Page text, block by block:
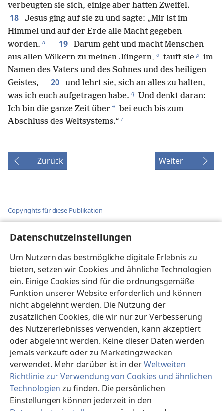
Datenschutzeinstellungen
Um Nutzern das bestmögliche digitale Erlebnis zu
bieten, setzen wir Cookies und ähnliche Technologien
ein. Einige Cookies sind für die ordnungsgemäße
Funktion unserer Website erforderlich und können
nicht abgelehnt werden. Die Nutzung der
zusätzlichen Cookies, die wir nur zur Verbesserung
des Nutzererlebnisses verwenden, kann akzeptiert
oder abgelehnt werden. Keine dieser Daten werden
jemals verkauft oder zu Marketingzwecken
verwendet. Mehr darüber ist in derWeltweiten
Richtlinie zur Verwendung von Cookies und ähnlichen
Technologien zu finden. Die persönlichen
Einstellungen können jederzeit in den
verbeugten sie sich, einige aber hatten Zweifel.
18
Jesus ging auf sie zu und sagte: „Mir ist im
Himmel und auf der Erde alle Macht gegeben
worden. n 19
Darum geht und macht Menschen
aus allen Völkern zu meinen Jüngern, o tauft sie p im
Namen des Vaters und des Sohnes und des heiligen
Geistes,
20
und lehrt sie, sich an alles zu halten,
was ich euch aufgetragen habe. q Und denkt daran:
Ich bin die ganze Zeit über * bei euch bis zum
Abschluss des Weltsystems.“ r
Zurück Weiter
Copyrights für diese Publikation
Pennsylvania.
DATENSCHUTZERKLÄRUNG
DATENSCHUTZEINSTELLUNGEN